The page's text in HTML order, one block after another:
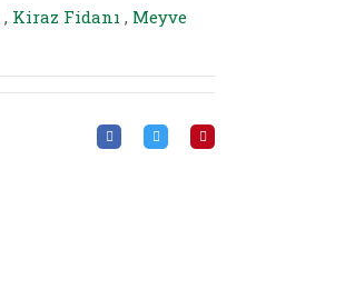
, Kiraz Fidanı , Meyve